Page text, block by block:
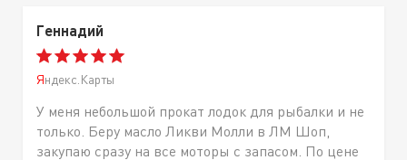
Геннадий
Яндекс.Карты
У меня небольшой прокат лодок для рыбалки и не
только. Беру масло Ликви Молли в ЛМ Шоп,
закупаю сразу на все моторы с запасом. По цене